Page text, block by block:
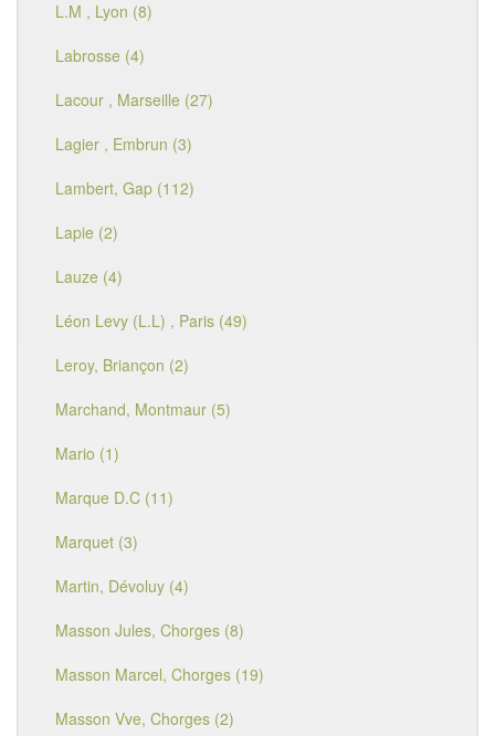
L.M , Lyon (8)
Labrosse (4)
Lacour , Marseille (27)
Lagier , Embrun (3)
Lambert, Gap (112)
Lapie (2)
Lauze (4)
Léon Levy (L.L) , Paris (49)
Leroy, Briançon (2)
Marchand, Montmaur (5)
Mario (1)
Marque D.C (11)
Marquet (3)
Martin, Dévoluy (4)
Masson Jules, Chorges (8)
Masson Marcel, Chorges (19)
Masson Vve, Chorges (2)